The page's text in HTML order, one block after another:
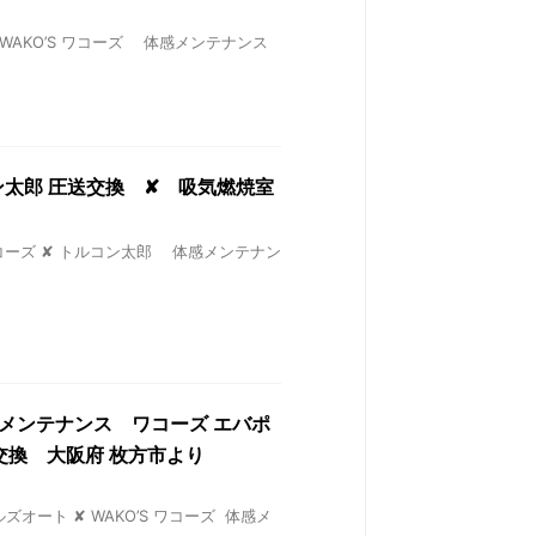
ワコーズ 体感メンテナンス
太郎 圧送交換 ✘ 吸気燃焼室
ーズ ✘ トルコン太郎 体感メンテナン
ンテナンス ワコーズ エバポ
大阪府 枚方市より
オート ✘ WAKO’S ワコーズ 体感メ